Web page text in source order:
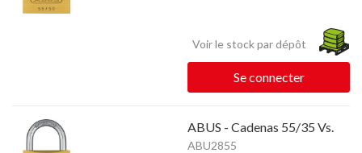
Voir le stock par dépôt
Se connecter
ABUS - Cadenas 55/35 Vs.
ABU2855